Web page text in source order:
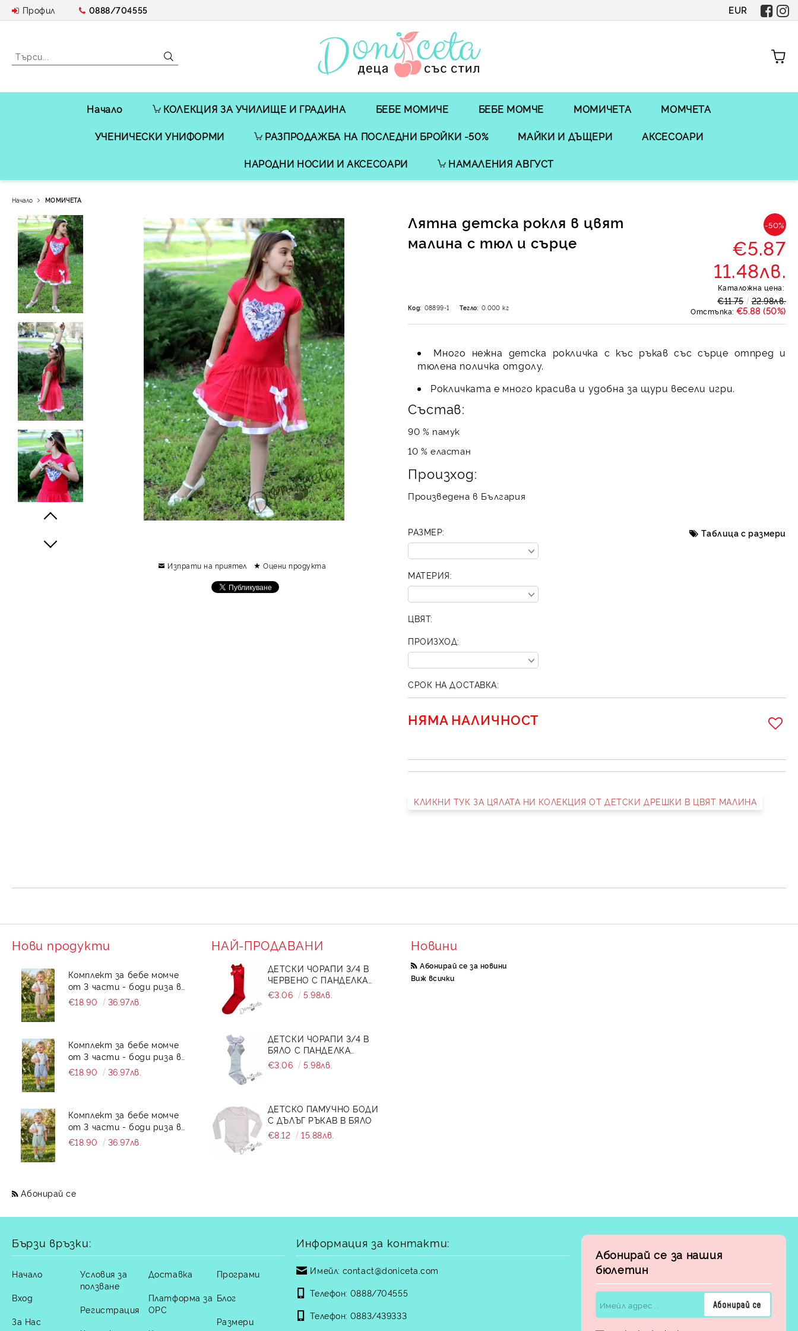
Профил 0888/704555 EUR
Начало КОЛЕКЦИЯ ЗА УЧИЛИЩЕ И ГРАДИНА БЕБЕ МОМИЧЕ БЕБЕ МОМЧЕ МОМИЧЕТА МОМЧЕТА
УЧЕНИЧЕСКИ УНИФОРМИ РАЗПРОДАЖБА НА ПОСЛЕДНИ БРОЙКИ -50% МАЙКИ И ДЪЩЕРИ АКСЕСОАРИ
НАРОДНИ НОСИИ И АКСЕСОАРИ НАМАЛЕНИЯ АВГУСТ
Начало МОМИЧЕТА
Лятна детска рокля в цвят
малина с тюл и сърце
-50%
€5.87
11.48лв.
Каталожна цена:
€11.75 22.98лв.
Отстъпка: €5.88 (50%)
Код: 08899-1 Тегло: 0.000 кг
Много нежна детска рокличка с къс ръкав със сърце отпред и
тюлена поличка отдолу.
Рокличката е много красива и удобна за щури весели игри.
Състав:
90 % памук
10 % еластан
Произход:
Произведена в България
РАЗМЕР: Таблица с размери
МАТЕРИЯ:
ЦВЯТ:
ПРОИЗХОД:
СРОК НА ДОСТАВКА:
НЯМА НАЛИЧНОСТ
КЛИКНИ ТУК ЗА ЦЯЛАТА НИ КОЛЕКЦИЯ ОТ ДЕТСКИ ДРЕШКИ В ЦВЯТ МАЛИНА
Изпрати на приятел Оцени продукта
Нови продукти
Комплект за бебе момче
от 3 части - боди риза в
бяло с къс ръкав , къси
панталони тип
€18.90 36.97лв.
Комплект за бебе момче
от 3 части - боди риза в
бяло с къс ръкав , къси
панталони тип
€18.90 36.97лв.
Комплект за бебе момче
от 3 части - боди риза в
бяло с къс ръкав , къси
панталони тип
€18.90 36.97лв.
Абонирай се
НАЙ-ПРОДАВАНИ
ДЕТСКИ ЧОРАПИ 3/4 В
ЧЕРВЕНО С ПАНДЕЛКА
734897
€3.06 5.98лв.
ДЕТСКИ ЧОРАПИ 3/4 В
БЯЛО С ПАНДЕЛКА
7465464 ОТ КОЛЕКЦИЯ
СНЕЖИНА
€3.06 5.98лв.
ДЕТСКО ПАМУЧНО БОДИ
С ДЪЛЪГ РЪКАВ В БЯЛО
€8.12
15.88лв.
Новини
Абонирай се за новини
Виж всички
Бързи връзки:
Начало
Вход
За Нас
Условия за
ползване
Регистрация
Доставка
Платформа за
ОРС
Програми
Блог
Размери
Информация за контакти:
Имейл: contact@doniceta.com
Телефон: 0888/704555
Телефон: 0883/439333
Абонирай се за нашия
бюлетин